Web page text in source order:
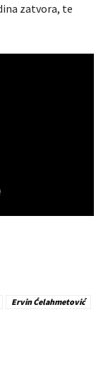
zatvora, te
Ervin Ćelahmetović